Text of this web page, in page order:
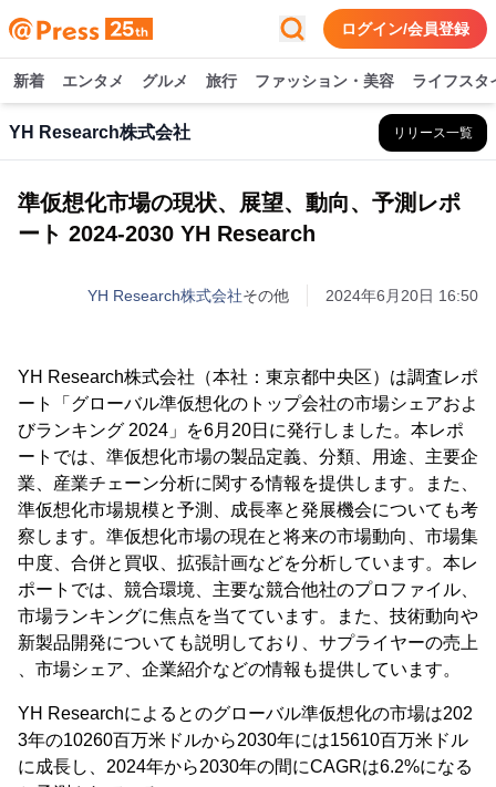
ログイン/会員登録
新着 エンタメ グルメ 旅行 ファッション・美容 ライフスタ
YH Research株式会社 リリース一覧
準仮想化市場の現状、展望、動向、予測レポ
ート 2024-2030 YH Research
YH Research株式会社その他 2024年6月20日 16:50
YH Research株式会社（本社：東京都中央区）は調査レポ
ート「グローバル準仮想化のトップ会社の市場シェアおよ
びランキング 2024」を6月20日に発行しました。本レポ
ートでは、準仮想化市場の製品定義、分類、用途、主要企
業、産業チェーン分析に関する情報を提供します。また、
準仮想化市場規模と予測、成長率と発展機会についても考
察します。準仮想化市場の現在と将来の市場動向、市場集
中度、合併と買収、拡張計画などを分析しています。本レ
ポートでは、競合環境、主要な競合他社のプロファイル、
市場ランキングに焦点を当てています。また、技術動向や
新製品開発についても説明しており、サプライヤーの売上
、市場シェア、企業紹介などの情報も提供しています。
YH Researchによるとのグローバル準仮想化の市場は202
3年の10260百万米ドルから2030年には15610百万米ドル
に成長し、2024年から2030年の間にCAGRは6.2%になる